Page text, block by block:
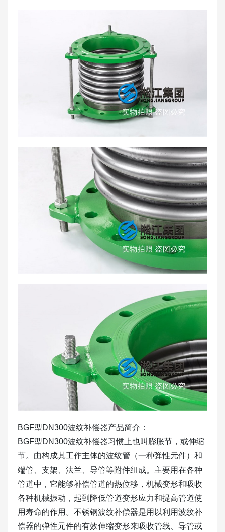
BGF型DN300波纹补偿器产品简介：
BGF型DN300波纹补偿器习惯上也叫膨胀节，或伸缩
节。由构成其工作主体的波纹管（一种弹性元件）和
端管、支架、法兰、导管等附件组成。主要用在各种
管道中，它能够补偿管道的热位移，机械变形和吸收
各种机械振动，起到降低管道变形应力和提高管道使
用寿命的作用。不锈钢波纹补偿器是用以利用波纹补
偿器的弹性元件的有效伸缩变形来吸收管线、导管或